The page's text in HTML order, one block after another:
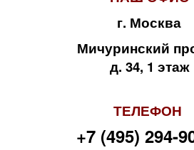
г. Москва
Мичуринский
д. 34, 1 этаж
ТЕЛЕФОН
+7 (495) 294-